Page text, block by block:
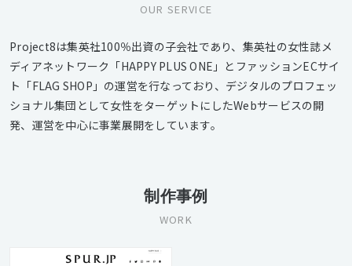
OUR SERVICE
Project8は集英社100％出資の子会社であり、集英社の女性誌メ
ディアネットワーク「HAPPY PLUS ONE」とファッションECサイ
ト「FLAG SHOP」の運営を行なっており、デジタルのプロフェッ
ショナル集団として女性をターゲットにしたWebサービスの開
発、運営を中心に事業展開をしています。
制作事例
WORK